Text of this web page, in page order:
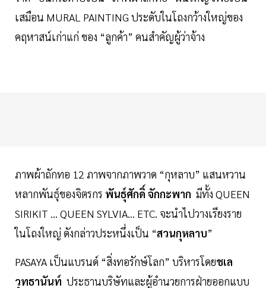
เสมือน MURAL PAINTING ประดับในโถงกว้างใหญ่ของ
คฤหาสน์เก่าแก่ ของ “ลูกค้า” คนสำคัญผู้ว่าจ้าง
ภาพผ้าถักทอ 12 ภาพจากภาพวาด “กุหลาบ” แสนหวาน
หลากพันธุ์ของจิตรกร พันธุ์ศักดิ์ จักกะพาก มีทั้ง QUEEN
SIRIKIT … QUEEN SYLVIA… ETC. จะนำไปวางเรียงราย
ในโถงใหญ่ ดังกล่าวประหนึ่งเป็น “สวนกุหลาบ”
PASAYA เป็นแบรนด์ “สิ่งทอรักษ์โลก” บริหารโดยชเล
วุทธานันท์ ประธานบริษัทและผู้อำนวยการฝ่ายออกแบบ